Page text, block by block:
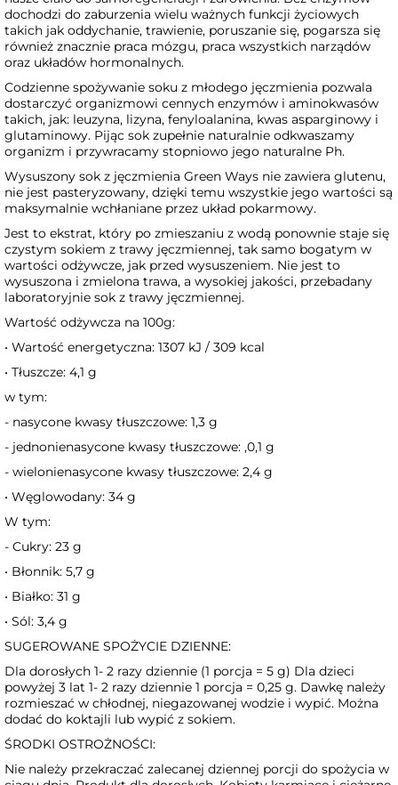
dochodzi do zaburzenia wielu ważnych funkcji życiowych
takich jak oddychanie, trawienie, poruszanie się, pogarsza się
również znacznie praca mózgu, praca wszystkich narządów
oraz układów hormonalnych.
Codzienne spożywanie soku z młodego jęczmienia pozwala
dostarczyć organizmowi cennych enzymów i aminokwasów
takich, jak: leuzyna, lizyna, fenyloalanina, kwas asparginowy i
glutaminowy. Pijąc sok zupełnie naturalnie odkwaszamy
organizm i przywracamy stopniowo jego naturalne Ph.
Wysuszony sok z jęczmienia Green Ways nie zawiera glutenu,
nie jest pasteryzowany, dzięki temu wszystkie jego wartości są
maksymalnie wchłaniane przez układ pokarmowy.
Jest to ekstrat, który po zmieszaniu z wodą ponownie staje się
czystym sokiem z trawy jęczmiennej, tak samo bogatym w
wartości odżywcze, jak przed wysuszeniem. Nie jest to
wysuszona i zmielona trawa, a wysokiej jakości, przebadany
laboratoryjnie sok z trawy jęczmiennej.
Wartość odżywcza na 100g:
• Wartość energetyczna: 1307 kJ / 309 kcal
• Tłuszcze: 4,1 g
w tym:
- nasycone kwasy tłuszczowe: 1,3 g
- jednonienasycone kwasy tłuszczowe: ,0,1 g
- wielonienasycone kwasy tłuszczowe: 2,4 g
• Węglowodany: 34 g
W tym:
- Cukry: 23 g
• Błonnik: 5,7 g
• Białko: 31 g
• Sól: 3,4 g
SUGEROWANE SPOŻYCIE DZIENNE:
Dla dorosłych 1- 2 razy dziennie (1 porcja = 5 g) Dla dzieci
powyżej 3 lat 1- 2 razy dziennie 1 porcja = 0,25 g. Dawkę należy
rozmieszać w chłodnej, niegazowanej wodzie i wypić. Można
dodać do koktajli lub wypić z sokiem.
ŚRODKI OSTROŻNOŚCI:
Nie należy przekraczać zalecanej dziennej porcji do spożycia w